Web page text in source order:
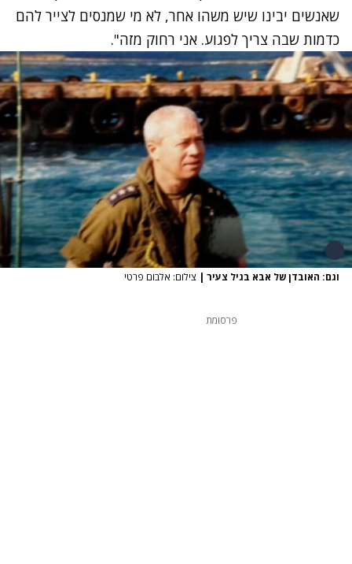
שאנשים יבינו שיש משהו אחר, לא מי שמנסים לצייר להם
כדמות שבה צריך לפגוע. אני רחוק מזה".
וגם: האובדן של אבא בגיל צעיר | צילום: אלבום פרטי
פרסומת